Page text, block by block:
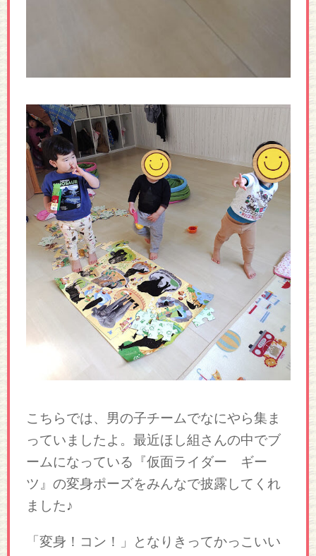
こちらでは、男の子チームでなにやら集ま
っていましたよ。最近ほし組さんの中でブ
ームになっている『仮面ライダー ギー
ツ』の変身ポーズをみんなで披露してくれ
ました♪
「変身！コン！」となりきってかっこいい